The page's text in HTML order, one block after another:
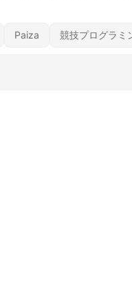
Paiza 競技プログラミ